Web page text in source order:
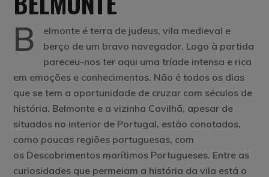
B
elmonte é terra de judeus, vila medieval e
berço de um bravo navegador. Logo à partida
pareceu-nos ter aqui uma tríade intensa e rica
em emoções e conhecimentos. Não é todos os dias
que se tem a oportunidade de cruzar com séculos de
história. Belmonte e a vizinha Covilhã, apesar de
situados no interior de Portugal, estão conotados,
como poucas regiões portuguesas, com
os Descobrimentos marítimos Portugueses. Entre as
curiosidades que permeiam a história da vila está o